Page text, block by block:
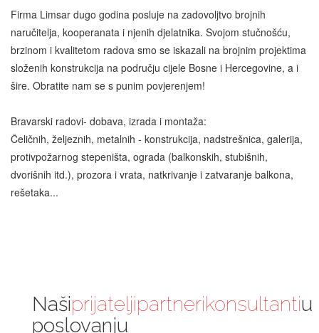
Firma Limsar dugo godina posluje na zadovoljtvo brojnih
naručitelja, kooperanata i njenih djelatnika. Svojom stučnošću,
brzinom i kvalitetom radova smo se iskazali na brojnim projektima
složenih konstrukcija na području cijele Bosne i Hercegovine, a i
šire. Obratite nam se s punim povjerenjem!
Bravarski radovi- dobava, izrada i montaža:
Čeličnih, željeznih, metalnih - konstrukcija, nadstrešnica, galerija,
protivpožarnog stepeništa, ograda (balkonskih, stubišnih,
dvorišnih itd.), prozora i vrata, natkrivanje i zatvaranje balkona,
rešetaka...
Našiprijateljipartnerikonsultantiu
poslovanju